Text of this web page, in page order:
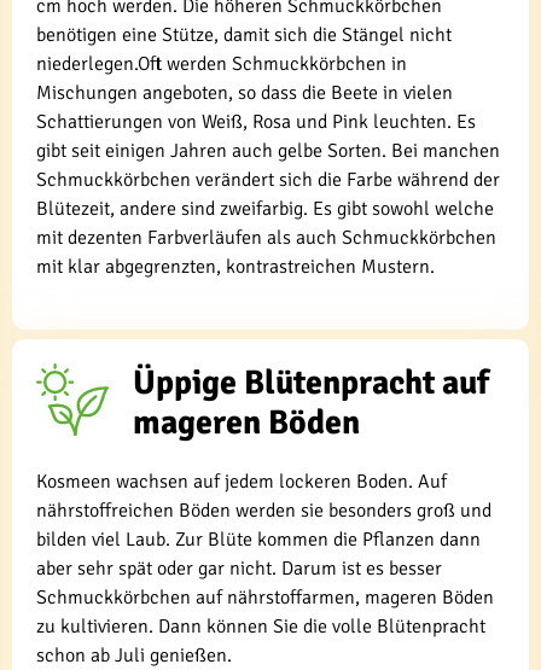
cm hoch werden. Die höheren Schmuckkörbchen
benötigen eine Stütze, damit sich die Stängel nicht
niederlegen.Oft werden Schmuckkörbchen in
Mischungen angeboten, so dass die Beete in vielen
Schattierungen von Weiß, Rosa und Pink leuchten. Es
gibt seit einigen Jahren auch gelbe Sorten. Bei manchen
Schmuckkörbchen verändert sich die Farbe während der
Blütezeit, andere sind zweifarbig. Es gibt sowohl welche
mit dezenten Farbverläufen als auch Schmuckkörbchen
mit klar abgegrenzten, kontrastreichen Mustern.
Üppige Blütenpracht auf
mageren Böden
Kosmeen wachsen auf jedem lockeren Boden. Auf
nährstoffreichen Böden werden sie besonders groß und
bilden viel Laub. Zur Blüte kommen die Pflanzen dann
aber sehr spät oder gar nicht. Darum ist es besser
Schmuckkörbchen auf nährstoffarmen, mageren Böden
zu kultivieren. Dann können Sie die volle Blütenpracht
schon ab Juli genießen.